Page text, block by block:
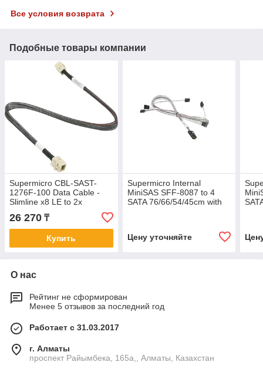
Все условия возврата
Подобные товары компании
Supermicro CBL-SAST-
1276F-100 Data Cable -
Slimline x8 LE to 2x
Slimline x4 STR - FFC -
76/76 cm
26 270 ₸
Купить
Supermicro Internal
MiniSAS SFF-8087 to 4
SATA 76/66/54/45cm with
Цену уточняйте
О нас
Рейтинг не сформирован
Менее 5 отзывов за последний год
Работает с 31.03.2017
г. Алматы
проспект Райымбека, 165а,, Алматы, Казахстан